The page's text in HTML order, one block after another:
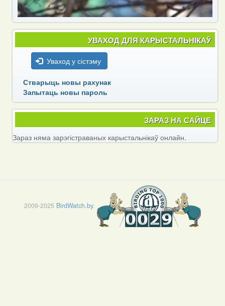
УВАХОД ДЛЯ КАРЫСТАЛЬНІКАЎ
Уваход у сістэму
Стварыць новы рахунак
Запытаць новы пароль
ЗАРАЗ НА САЙЦЕ
Зараз няма зарэгістраваных карыстальнікаў онлайн.
2009-2025 BirdWatch.by.